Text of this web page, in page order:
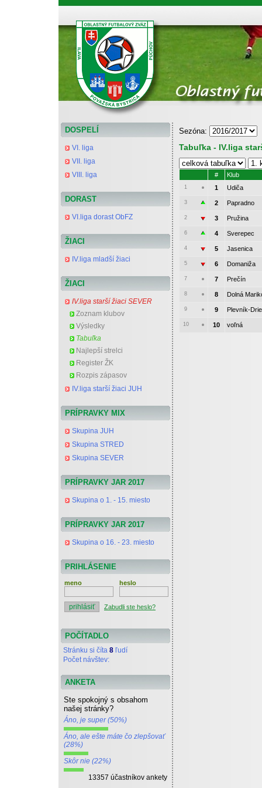
DOSPELÍ
VI. liga
VII. liga
VIII. liga
DORAST
VI.liga dorast ObFZ
ŽIACI
IV.liga mladší žiaci
ŽIACI
IV.liga starší žiaci SEVER
Zoznam klubov
Výsledky
Tabuľka
Najlepší strelci
Register ŽK
Rozpis zápasov
IV.liga starší žiaci JUH
PRÍPRAVKY MIX
Skupina JUH
Skupina STRED
Skupina SEVER
PRÍPRAVKY JAR 2017
Skupina o 1. - 15. miesto
PRÍPRAVKY JAR 2017
Skupina o 16. - 23. miesto
PRIHLÁSENIE
meno heslo
Zabudli ste heslo?
POČÍTADLO
Stránku si číta 8 ľudí
Počet návštev:
ANKETA
Ste spokojný s obsahom
našej stránky?
Áno, je super (50%)
Áno, ale ešte máte čo zlepšovať
(28%)
Skôr nie (22%)
13357 účastníkov ankety
Sezóna:
Tabuľka - IV.liga
# Klub
1 1 Udiča
3 2 Papradno
2 3 Pružina
6 4 Sverepec
4 5 Jasenica
5 6 Domaniža
7 7 Prečín
8 8 Dolná
9 9 Plevník-
10 10 voľná